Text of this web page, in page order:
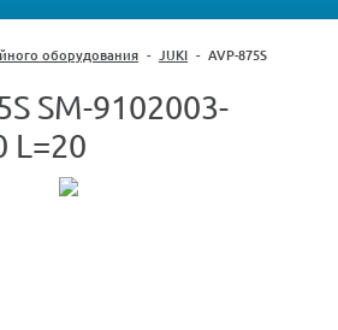
оборудования - JUKI - AVP-875S
SM-9102003-
L=20